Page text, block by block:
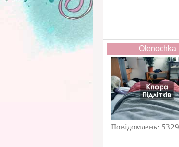
Olenochka
Повідомлень: 5329